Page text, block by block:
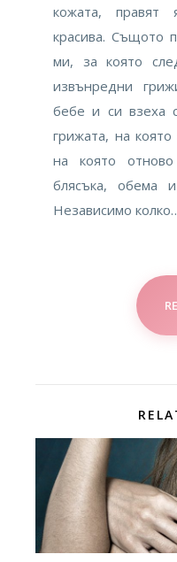
кожата,
красива. Същото
ми, за която
извънредни
бебе и си взеха
грижата, на
на която отново
блясъка, обема
Независимо